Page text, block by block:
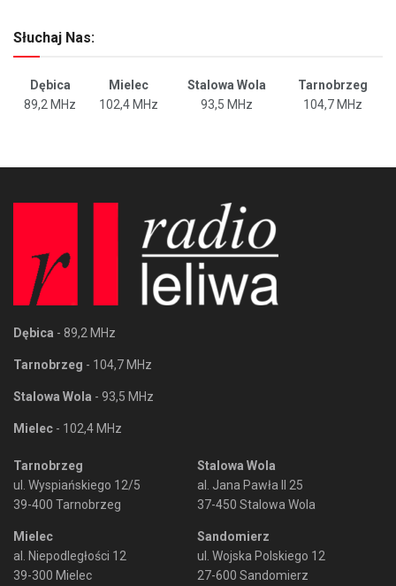
Słuchaj Nas:
Dębica Mielec Stalowa Wola
Tarnobrzeg
89,2 MHz
102,4 MHz 93,5 MHz 104,7 MHz
Dębica - 89,2 MHz
Tarnobrzeg - 104,7 MHz
Stalowa Wola - 93,5 MHz
Mielec - 102,4 MHz
Tarnobrzeg
ul. Wyspiańskiego 12/5
39-400 Tarnobrzeg
Mielec
al. Niepodległości 12
39-300 Mielec
Stalowa Wola
al. Jana Pawła II 25
37-450 Stalowa Wola
Sandomierz
ul. Wojska Polskiego 12
27-600 Sandomierz